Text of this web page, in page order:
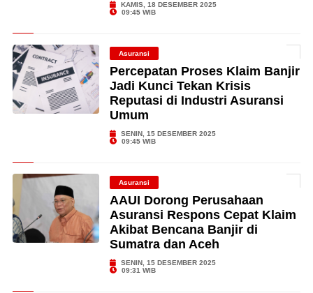
KAMIS, 18 DESEMBER 2025
09:45 WIB
Asuransi
Percepatan Proses Klaim Banjir
Jadi Kunci Tekan Krisis
Reputasi di Industri Asuransi
Umum
SENIN, 15 DESEMBER 2025
09:45 WIB
Asuransi
AAUI Dorong Perusahaan
Asuransi Respons Cepat Klaim
Akibat Bencana Banjir di
Sumatra dan Aceh
SENIN, 15 DESEMBER 2025
09:31 WIB